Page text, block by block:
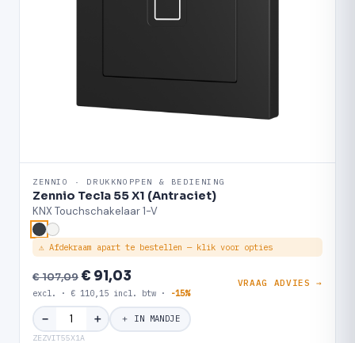
ZENNIO · DRUKKNOPPEN & BEDIENING
Zennio Tecla 55 X1 (Antraciet)
KNX Touchschakelaar 1-V
⚠ Afdekraam apart te bestellen — klik voor opties
€ 107,09€ 91,03
excl. · € 110,15 incl. btw · -15%
VRAAG ADVIES →
− ＋ ＋ IN MANDJE
ZEZVIT55X1A